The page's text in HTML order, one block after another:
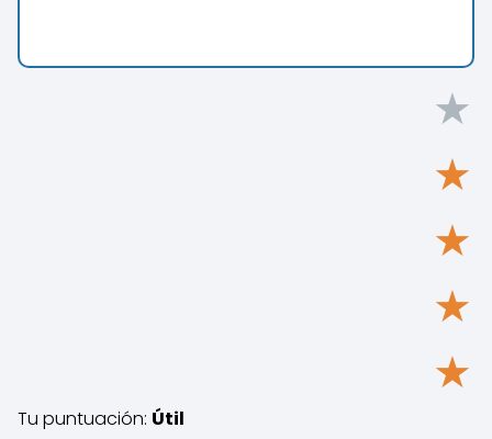
★
★
★
★
★
Tu puntuación: Útil